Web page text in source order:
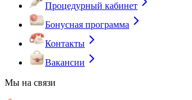
Процедурный кабинет
Бонусная программа
Контакты
Вакансии
Мы на связи